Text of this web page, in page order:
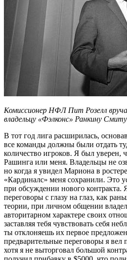
Комиссионер НФЛ Пит Розелл
владельцу «Фэлконс» Ранкину Смиту
В тот год лига расширилась,
все команды должны были отдать
количество игроков. Я был уверен,
Рашинга или меня. Владельцы не
но когда я увидел Мариона в
«Кардиналс» меня сохранили. Это
при обсуждении нового контракта.
переговоры с глазу на глаз, как
теории, при личном общении
авторитарном характере своих
заставляя тебя чувствовать себя
ты отклоняешь их первое
предварительные переговоры я вел
хотя я не выторговал большой